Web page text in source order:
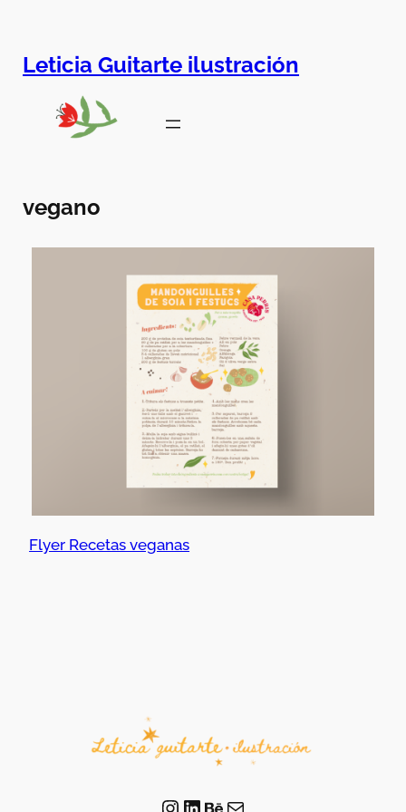
Leticia Guitarte ilustración
vegano
Flyer Recetas veganas